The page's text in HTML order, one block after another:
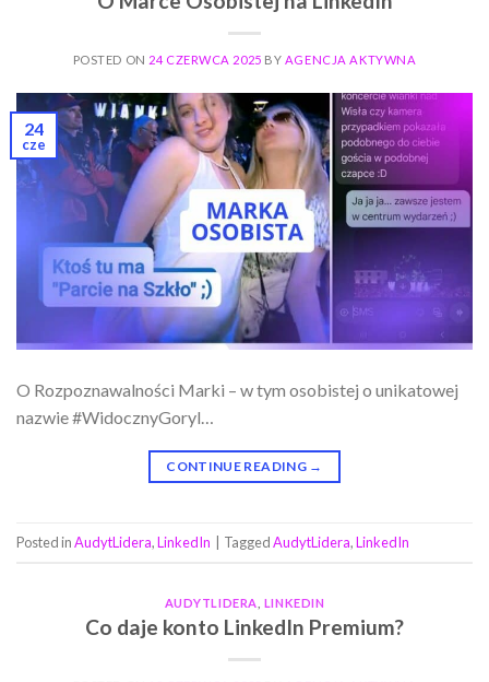
POSTED ON 24 CZERWCA 2025 BY AGENCJA AKTYWNA
24
cze
O Rozpoznawalności Marki – w tym osobistej o unikatowej
nazwie #WidocznyGoryl…
CONTINUE READING →
Posted inAudytLidera,LinkedIn TaggedAudytLidera,LinkedIn
AUDYTLIDERA LINKEDIN
Co daje konto LinkedIn Premium?